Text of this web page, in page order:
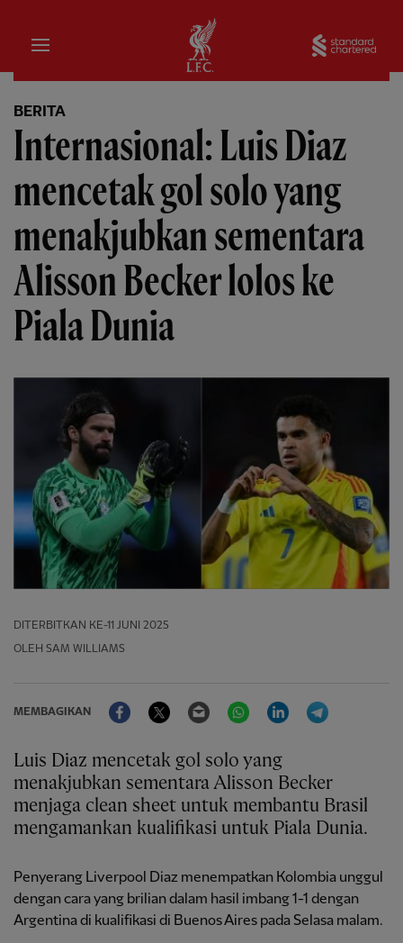
Rumah
BERITA
Internasional: Luis Diaz
mencetak gol solo yang
menakjubkan sementara
Alisson Becker lolos ke
Piala Dunia
DITERBITKAN KE-11 JUNI 2025
OLEH SAM WILLIAMS
MEMBAGIKAN
FacebookTwitter Email WhatsAppLinkedIn
Luis Diaz mencetak gol solo yang
menakjubkan sementara Alisson Becker
menjaga clean sheet untuk membantu Brasil
mengamankan kualifikasi untuk Piala Dunia.
Penyerang Liverpool Diaz menempatkan Kolombia unggul
dengan cara yang brilian dalam hasil imbang 1-1 dengan
Argentina di kualifikasi di Buenos Aires pada Selasa malam.